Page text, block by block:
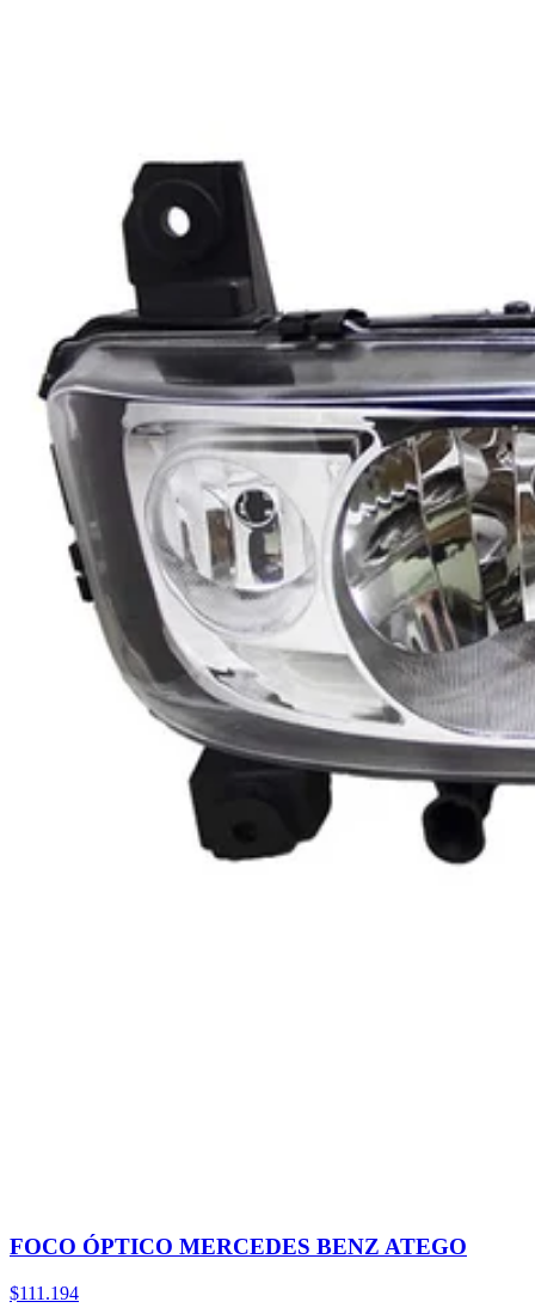
FOCO ÓPTICO MERCEDES BENZ ATEGO
$111.194